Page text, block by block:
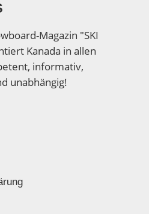
Magazin "SKI
Kanada in allen
informativ,
unabhängig!